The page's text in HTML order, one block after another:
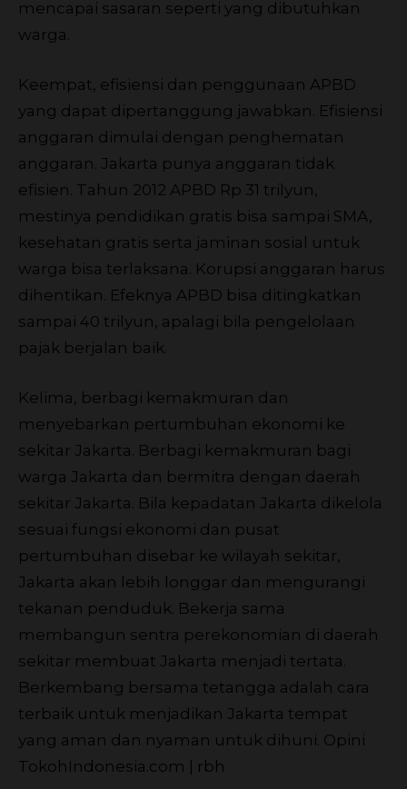
mencapai sasaran seperti yang dibutuhkan
warga.
Keempat, efisiensi dan penggunaan APBD
yang dapat dipertanggung jawabkan. Efisiensi
anggaran dimulai dengan penghematan
anggaran. Jakarta punya anggaran tidak
efisien. Tahun 2012 APBD Rp 31 trilyun,
mestinya pendidikan gratis bisa sampai SMA,
kesehatan gratis serta jaminan sosial untuk
warga bisa terlaksana. Korupsi anggaran harus
dihentikan. Efeknya APBD bisa ditingkatkan
sampai 40 trilyun, apalagi bila pengelolaan
pajak berjalan baik.
Kelima, berbagi kemakmuran dan
menyebarkan pertumbuhan ekonomi ke
sekitar Jakarta. Berbagi kemakmuran bagi
warga Jakarta dan bermitra dengan daerah
sekitar Jakarta. Bila kepadatan Jakarta dikelola
sesuai fungsi ekonomi dan pusat
pertumbuhan disebar ke wilayah sekitar,
Jakarta akan lebih longgar dan mengurangi
tekanan penduduk. Bekerja sama
membangun sentra perekonomian di daerah
sekitar membuat Jakarta menjadi tertata.
Berkembang bersama tetangga adalah cara
terbaik untuk menjadikan Jakarta tempat
yang aman dan nyaman untuk dihuni. Opini
TokohIndonesia.com | rbh